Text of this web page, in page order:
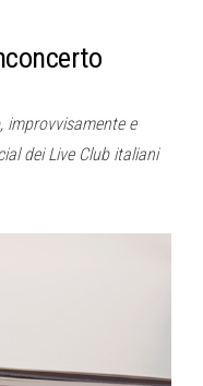
improvvisamente e
dei Live Club italiani